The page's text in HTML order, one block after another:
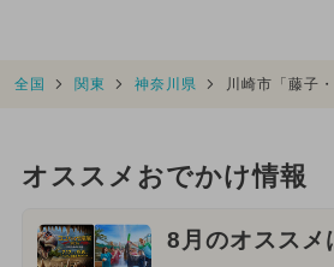
全国 関東 神奈川県 川崎市「藤子
オススメおでかけ情報
8月のオススメ